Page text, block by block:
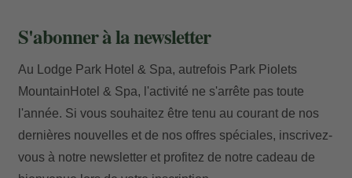
S'abonner à la newsletter
Au Lodge Park Hotel & Spa, autrefois Park Piolets
MountainHotel & Spa, l'activité ne s'arrête pas toute
l'année. Si vous souhaitez être tenu au courant de nos
dernières nouvelles et de nos offres spéciales, inscrivez-
vous à notre newsletter et profitez de notre cadeau de